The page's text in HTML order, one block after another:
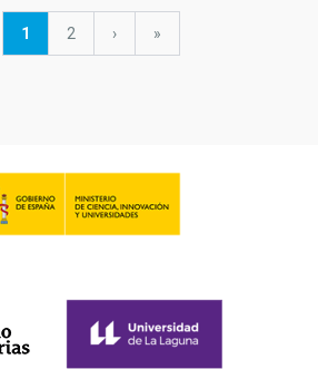
Página
1 Página
2
Siguiente
›
última
»